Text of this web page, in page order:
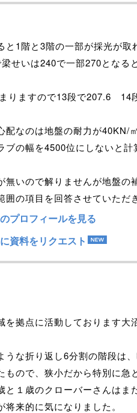
と1階と3階の一部が採光が取
せいは240で一部270となる
りますので13段で207.6
配なのは地盤の耐力が
ブの幅を4500位にしないと
無いので解りませんが地盤の
囲の項目を回答させていただ
プロフィールを見る
資料をリクエスト
拠点に活動しております大
な折り返し6分割の階段は
もので、狭小だから特別に急
と１歳のクローバーさんはま
将来的に気になりました。